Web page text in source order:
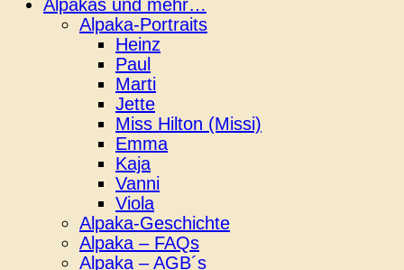
Alpakas und mehr…
Alpaka-Portraits
Heinz
Paul
Marti
Jette
Miss Hilton (Missi)
Emma
Kaja
Vanni
Viola
Alpaka-Geschichte
Alpaka – FAQs
Alpaka – AGB´s